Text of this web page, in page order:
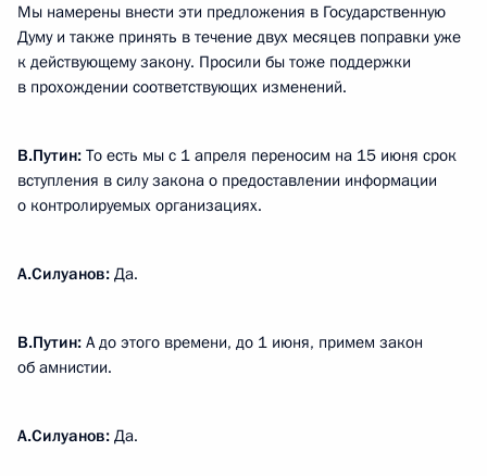
Мы намерены внести эти предложения в Государственную
Думу и также принять в течение двух месяцев поправки уже
к действующему закону. Просили бы тоже поддержки
в прохождении соответствующих изменений.
В.Путин: То есть мы с 1 апреля переносим на 15 июня срок
вступления в силу закона о предоставлении информации
о контролируемых организациях.
А.Силуанов: Да.
В.Путин: А до этого времени, до 1 июня, примем закон
об амнистии.
А.Силуанов: Да.